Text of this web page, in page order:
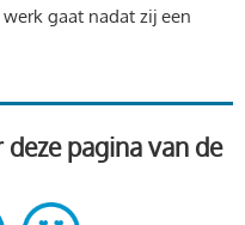
gaat nadat zij een
pagina van de